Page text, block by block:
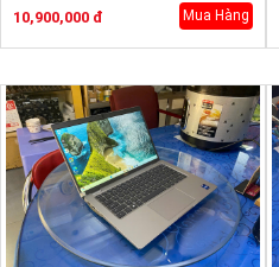
10,900,000 đ Mua Hàng